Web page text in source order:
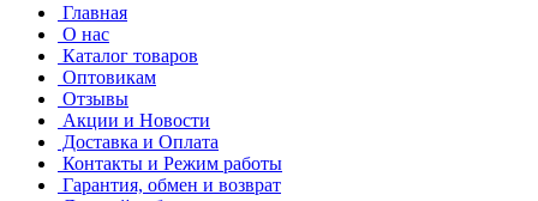
Главная
О нас
Каталог товаров
Оптовикам
Отзывы
Акции и Новости
Доставка и Оплата
Контакты и Режим работы
Гарантия, обмен и возврат